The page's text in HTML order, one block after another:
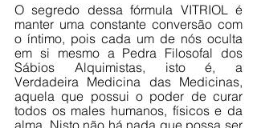
O segredo dessa fórmula VITRIOL é
manter uma constante conversão com
o íntimo, pois cada um de nós oculta
em si mesmo a Pedra Filosofal dos
Sábios Alquimistas, isto é, a
Verdadeira Medicina das Medicinas,
aquela que possui o poder de curar
todos os males humanos, físicos e da
alma. Nisto não há nada que possa ser